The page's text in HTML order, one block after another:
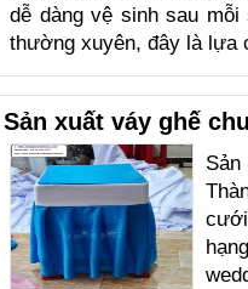
dễ dàng vệ sinh sau
thường xuyên, đây là
Sản xuất váy ghế